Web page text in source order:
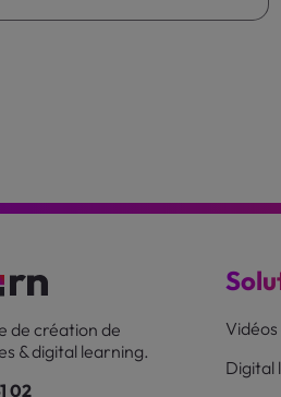
de création de
& digital learning.
02
Digital